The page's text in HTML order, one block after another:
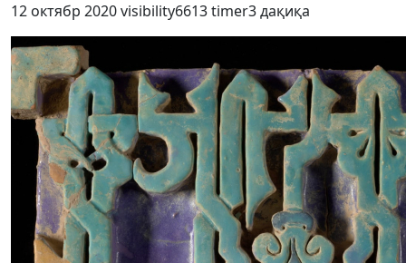
12 октябр 2020visibility6613timer3 дақиқа